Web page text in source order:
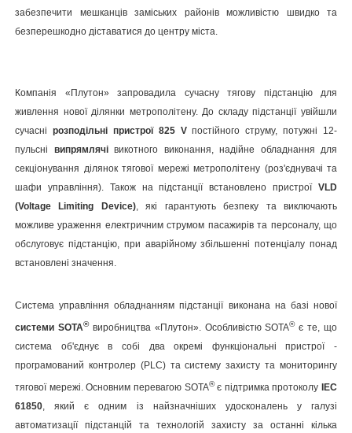
забезпечити мешканців заміських районів можливістю швидко та
безперешкодно діставатися до центру міста.
Компанія «Плутон» запровадила сучасну тягову підстанцію для
живлення нової ділянки метрополітену. До складу підстанції увійшли
сучасні розподільні пристрої 825 Vпостійного струму, потужні 12-
пульсні випрямлячівикотного виконання, надійне обладнання для
секціонування ділянок тягової мережі метрополітену (роз'єднувачі та
шафи управління). Також на підстанції встановлено пристрої VLD
(Voltage Limiting Device), які гарантують безпеку та виключають
можливе ураження електричним струмом пасажирів та персоналу, що
обслуговує підстанцію, при аварійному збільшенні потенціалу понад
встановлені значення.
Система управління обладнанням підстанції виконана на базі нової
системи SOTA®виробництва «Плутон». Особливістю SOTA®є те, що
система об'єднує в собі два окремі функціональні пристрої -
програмований контролер (PLC) та систему захисту та мониторингу
тягової мережі. Основним перевагою SOTA®є підтримка протоколу
IEC
61850, який є одним із найзначніших удосконалень у галузі
автоматизації підстанцій та технологій захисту за останні кілька